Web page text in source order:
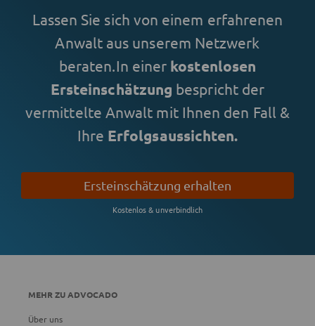
Lassen Sie sich von einem erfahrenen
Anwalt aus unserem Netzwerk
beraten.In einer kostenlosen
Ersteinschätzung bespricht der
vermittelte Anwalt mit Ihnen den Fall &
Ihre Erfolgsaussichten.
Ersteinschätzung erhalten
Kostenlos & unverbindlich
MEHR ZU ADVOCADO
Über uns